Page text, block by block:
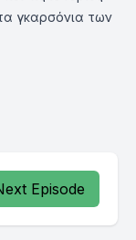
γκαρσόνια των
Episode